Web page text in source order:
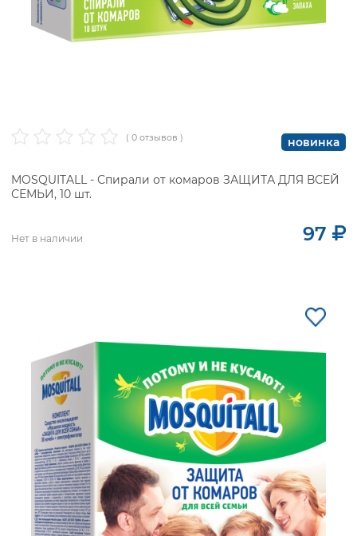
( 0 отзывов ) новинка
MOSQUITALL - Спирали от комаров ЗАЩИТА ДЛЯ ВСЕЙ
СЕМЬИ, 10 шт.
Нет в наличии 97